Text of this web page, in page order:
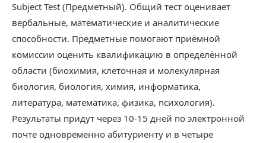
Subject Test (Предметный). Общий тест оценивает
вербальные, математические и аналитические
способности. Предметные помогают приёмной
комиссии оценить квалификацию в определённой
области (биохимия, клеточная и молекулярная
биология, биология, химия, информатика,
литература, математика, физика, психология).
Результаты придут через 10-15 дней по электронной
почте одновременно абитуриенту и в четыре